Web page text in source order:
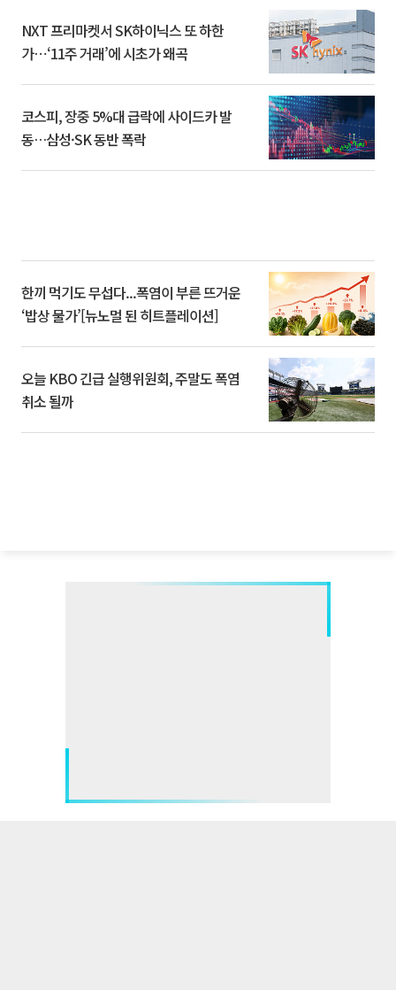
NXT 프리마켓서 SK하이닉스 또 하한
가⋯‘11주 거래’에 시초가 왜곡
코스피, 장중 5%대 급락에 사이드카 발
동…삼성·SK 동반 폭락
한끼 먹기도 무섭다...폭염이 부른 뜨거운
‘밥상 물가’[뉴노멀 된 히트플레이션]
오늘 KBO 긴급 실행위원회, 주말도 폭염
취소 될까